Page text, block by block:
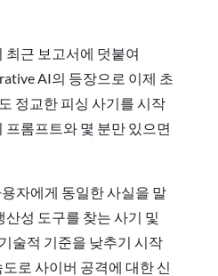
최근 보고서에 덧붙여
AI의 등장으로 이제 초
정교한 피싱 사기를 시작
프롬프트와 몇 분만 있으면
자에게 동일한 사실을 말
산성 도구를 찾는 사기 및
술적 기준을 낮추기 시작
로 사이버 공격에 대한 신